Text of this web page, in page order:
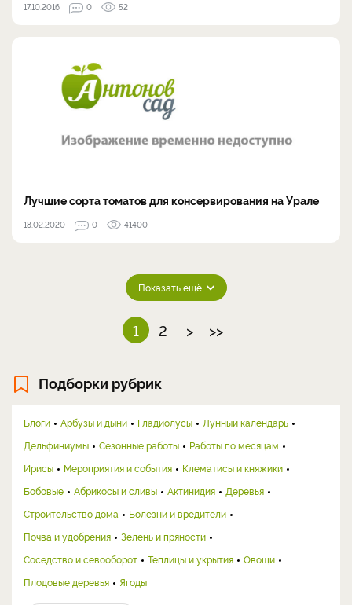
17.10.2016 0 52
Лучшие сорта томатов для консервирования на Урале
18.02.2020 0 41400
Показать ещё
1 2 > >>
Подборки рубрик
Блоги Арбузы и дыни Гладиолусы
Лунный календарь
Дельфиниумы
Сезонные работы
Работы по месяцам
Ирисы
Мероприятия и события
Клематисы и княжики
Бобовые
Абрикосы и сливы Актинидия
Деревья
Строительство дома
Болезни и вредители
Почва и удобрения
Зелень и пряности
Соседство и севооборот
Теплицы и укрытия
Овощи
Плодовые деревья
Ягоды